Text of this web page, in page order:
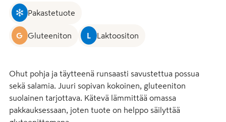
Pakastetuote
G Gluteeniton L Laktoositon
Ohut pohja ja täytteenä runsaasti savustettua possua
sekä salamia. Juuri sopivan kokoinen, gluteeniton
suolainen tarjottava. Kätevä lämmittää omassa
pakkauksessaan, joten tuote on helppo säilyttää